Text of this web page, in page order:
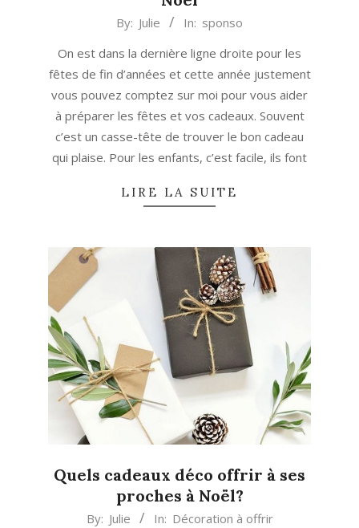
28
By: Julie In: sponso
On est dans la dernière ligne droite pour les
fêtes de fin d’années et cette année justement
vous pouvez comptez sur moi pour vous aider
à préparer les fêtes et vos cadeaux. Souvent
c’est un casse-tête de trouver le bon cadeau
qui plaise. Pour les enfants, c’est facile, ils font
LIRE LA SUITE
Quels cadeaux déco offrir à ses
proches à Noël?
By: Julie In: Décoration à offrir